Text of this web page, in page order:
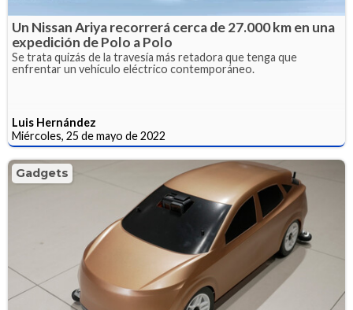
Un Nissan Ariya recorrerá cerca de 27.000 km en una
expedición de Polo a Polo
Se trata quizás de la travesía más retadora que tenga que
enfrentar un vehículo eléctrico contemporáneo.
Luis Hernández
Miércoles, 25 de mayo de 2022
Gadgets